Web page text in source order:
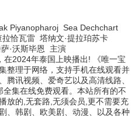
Piyanopharoj Sea Dechchart
拉恰瓦雷 塔纳文·提拉珀苏卡
·沃斯毕恩 主演
在2024年泰国上映播出! 《唯一宝
整理于网络，支持手机在线观看并
腾讯视频、爱奇艺以及高清线路、
集在线免费观看。本站所有的不
放的,无套路,无须会员,更不需要充
、韩剧、欧美剧、动漫、以及各种